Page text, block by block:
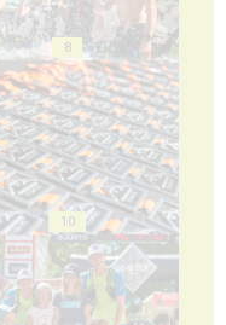
8
10